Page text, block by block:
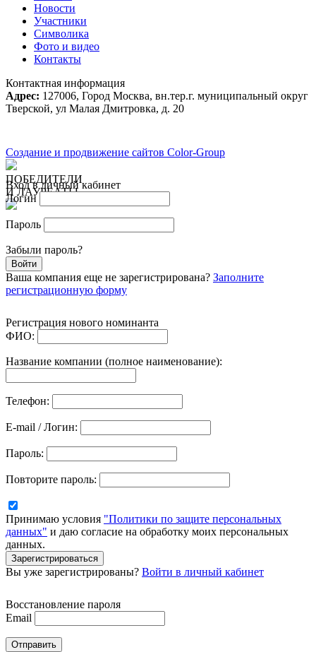
Новости
Участники
Символика
Фото и видео
Контакты
Контактная информация
Адрес: 127006, Город Москва, вн.тер.г. муниципальный округ
Тверской, ул Малая Дмитровка, д. 20
Создание и продвижение сайтов Color-Group
ПОБЕДИТЕЛИ
И ЛАУРЕАТЫ
Вход в личный кабинет
Логин
Пароль
Забыли пароль?
Войти
Ваша компания еще не зарегистрирована? Заполните
регистрационную форму
Регистрация нового номинанта
ФИО:
Название компании (полное наименование):
Телефон:
E-mail / Логин:
Пароль:
Повторите пароль:
Принимаю условия "Политики по защите персональных
данных" и даю согласие на обработку моих персональных
данных.
Зарегистрироваться
Вы уже зарегистрированы? Войти в личный кабинет
Восстановление пароля
Email
Отправить